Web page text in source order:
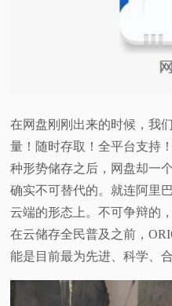
在网盘刚刚出来的时候，我
量！随时存取！全平台支持
种形势储存之后，网盘却一
确实不可替代的。就连阿里
云端的形态上。不可争辩的
在云储存全民普及之前，
能是目前最为先进、科学、